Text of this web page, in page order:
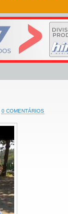
0 COMENTÁRIOS